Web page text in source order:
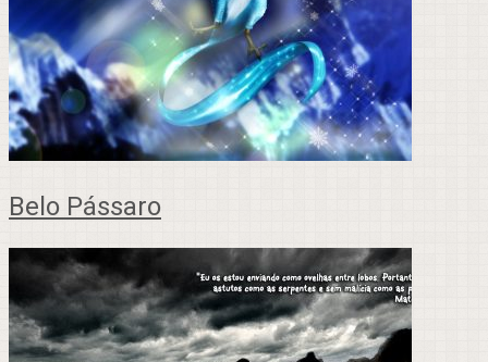
Belo Pássaro